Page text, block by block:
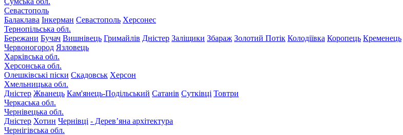
Севастополь
Балаклава Інкерман Севастополь Херсонес
Тернопільська обл.
Бережани Бучач Вишнівець Гримайлів Дністер Заліщики Збараж Золотий Потік Колодіївка Коропець Кременець
Червоногород Язловець
Харківська обл.
Херсонська обл.
Олешківські піски Скадовськ Херсон
Хмельницька обл.
Дністер Жванець Кам'янець-Подільський Сатанів Сутківці Товтри
Черкаська обл.
Чернівецька обл.
Дністер Хотин Чернівці - Дерев’яна архітектура
Чернігівська обл.